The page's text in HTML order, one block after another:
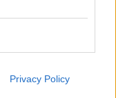
Privacy Policy